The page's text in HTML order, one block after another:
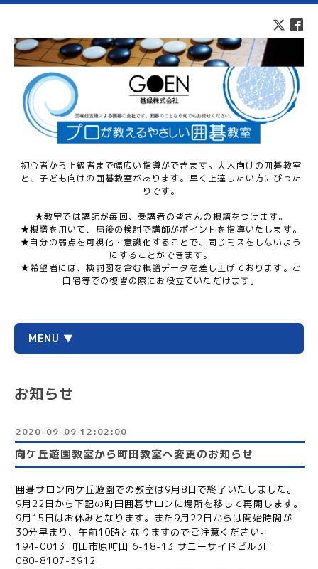
初心者から上級者まで幅広い指導ができます。大人向けの囲碁教室
と、子ども向けの囲碁教室があります。早く上達したい方にぴった
りです。
★教室では講師が毎回、受講者の皆さんの棋譜をつけます。
★棋譜を用いて、局後の検討で講師がポイントを指導いたします。
★自分の弱点を可視化・意識化することで、同じミスをしないよう
にすることができます。
★希望者には、検討図を含む棋譜データを差し上げております。ご
自宅等での復習の際にお役立ていただけます。
MENU ▼
お知らせ
2020-09-09 12:02:00
向ケ丘遊園教室から町田教室へ変更のお知らせ
囲碁サロン向ケ丘遊園での教室は9月8日で終了いたしました。
9月22日から下記の町田囲碁サロンに場所を移して再開します。
9月15日はお休みとなります。また9月22日からは開始時間が
30分早まり、午前10時となりますのでご注意ください。
194-0013 町田市原町田 6-18-13 サニーサイドビル3F
080-8107-3912